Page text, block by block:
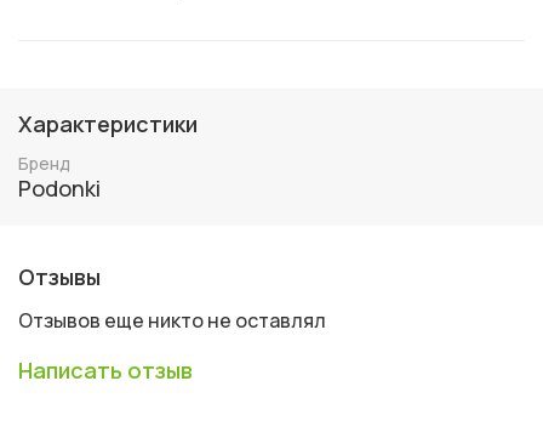
Характеристики
Бренд
Podonki
Отзывы
Отзывов еще никто не оставлял
Написать отзыв